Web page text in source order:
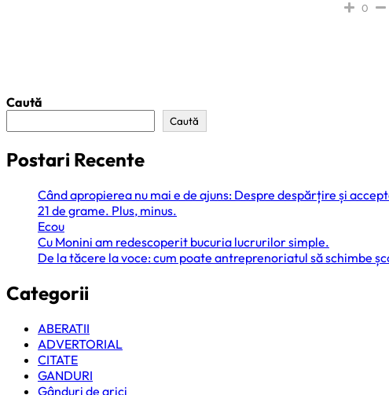
0
Caută
Caută
Postari Recente
Când apropierea nu mai e de ajuns: Despre despărțire și
21 de grame. Plus, minus.
Ecou
Cu Monini am redescoperit bucuria lucrurilor simple.
De la tăcere la voce: cum poate antreprenoriatul să schimbe
Categorii
ABERATII
ADVERTORIAL
CITATE
GANDURI
Gânduri de arici